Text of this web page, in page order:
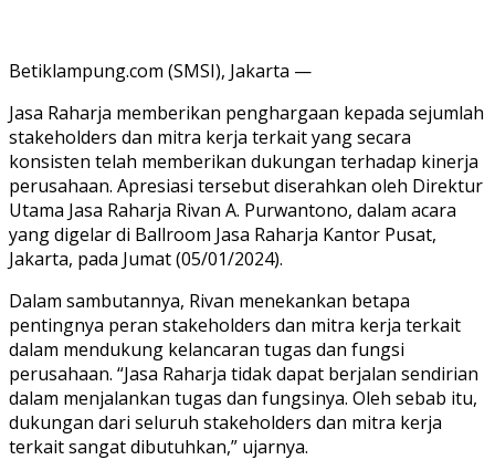
Betiklampung.com (SMSI), Jakarta —
Jasa Raharja memberikan penghargaan kepada sejumlah
stakeholders dan mitra kerja terkait yang secara
konsisten telah memberikan dukungan terhadap kinerja
perusahaan. Apresiasi tersebut diserahkan oleh Direktur
Utama Jasa Raharja Rivan A. Purwantono, dalam acara
yang digelar di Ballroom Jasa Raharja Kantor Pusat,
Jakarta, pada Jumat (05/01/2024).
Dalam sambutannya, Rivan menekankan betapa
pentingnya peran stakeholders dan mitra kerja terkait
dalam mendukung kelancaran tugas dan fungsi
perusahaan. “Jasa Raharja tidak dapat berjalan sendirian
dalam menjalankan tugas dan fungsinya. Oleh sebab itu,
dukungan dari seluruh stakeholders dan mitra kerja
terkait sangat dibutuhkan,” ujarnya.